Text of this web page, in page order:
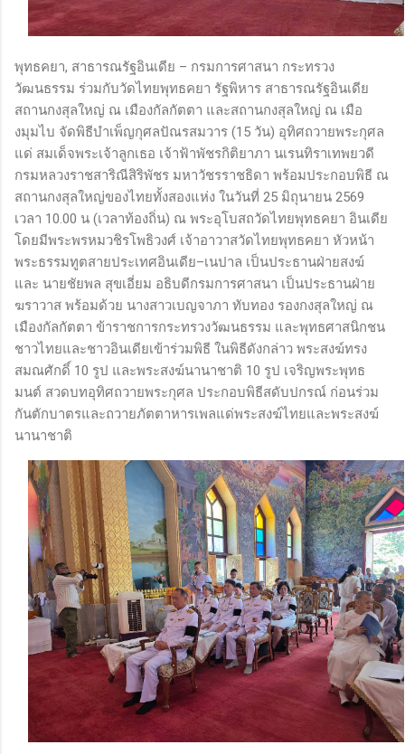
พุทธคยา, สาธารณรัฐอินเดีย – กรมการศาสนา กระทรวง
วัฒนธรรม ร่วมกับวัดไทยพุทธคยา รัฐพิหาร สาธารณรัฐอินเดีย
สถานกงสุลใหญ่ ณ เมืองกัลกัตตา และสถานกงสุลใหญ่ ณ เมือ
งมุมไบ จัดพิธีบำเพ็ญกุศลปัณรสมวาร (15 วัน) อุทิศถวายพระกุศล
แด่ สมเด็จพระเจ้าลูกเธอ เจ้าฟ้าพัชรกิติยาภา นเรนทิราเทพยวดี
กรมหลวงราชสาริณีสิริพัชร มหาวัชรราชธิดา พร้อมประกอบพิธี ณ
สถานกงสุลใหญ่ของไทยทั้งสองแห่ง ในวันที่ 25 มิถุนายน 2569
เวลา 10.00 น (เวลาท้องถิ่น) ณ พระอุโบสถวัดไทยพุทธคยา อินเดีย
โดยมีพระพรหมวชิรโพธิวงศ์ เจ้าอาวาสวัดไทยพุทธคยา หัวหน้า
พระธรรมทูตสายประเทศอินเดีย–เนปาล เป็นประธานฝ่ายสงฆ์
และ นายชัยพล สุขเอี่ยม อธิบดีกรมการศาสนา เป็นประธานฝ่าย
ฆราวาส พร้อมด้วย นางสาวเบญจาภา ทับทอง รองกงสุลใหญ่ ณ
เมืองกัลกัตตา ข้าราชการกระทรวงวัฒนธรรม และพุทธศาสนิกชน
ชาวไทยและชาวอินเดียเข้าร่วมพิธี ในพิธีดังกล่าว พระสงฆ์ทรง
สมณศักดิ์ 10 รูป และพระสงฆ์นานาชาติ 10 รูป เจริญพระพุทธ
มนต์ สวดบทอุทิศถวายพระกุศล ประกอบพิธีสดับปกรณ์ ก่อนร่วม
กันตักบาตรและถวายภัตตาหารเพลแด่พระสงฆ์ไทยและพระสงฆ์
นานาชาติ